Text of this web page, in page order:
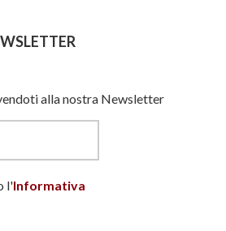
alla nostra Newsletter
l'Informativa